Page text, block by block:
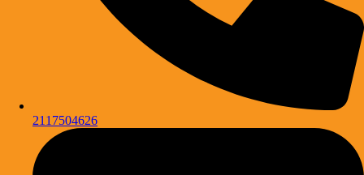
2117504626